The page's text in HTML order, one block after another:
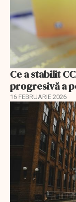
Ce a stabilit
progresivă a
16 FEBRUARIE 2026